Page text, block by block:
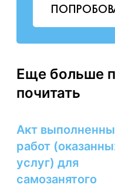
Еще больше
почитать
Акт
работ
услуг) для
самозанятого